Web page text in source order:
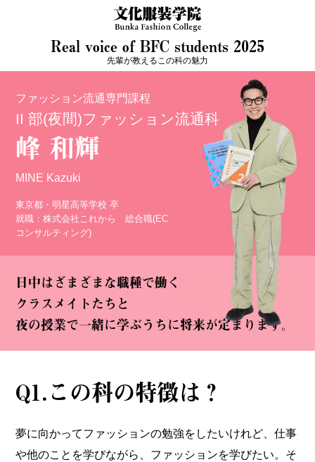
Real voice of BFC students 2025
先輩が教えるこの科の魅力
ファッション流通専⾨課程
II 部(夜間)ファッション流通科
峰 和輝
MINE Kazuki
東京都・明星⾼等学校 卒
就職：株式会社これから 総合職(EC
コンサルティング)
日中はざまざまな職種で働く
クラスメイトたちと
夜の授業で一緒に学ぶうちに将来が定まります。
Q1.この科の特徴は？
夢に向かってファッションの勉強をしたいけれど、仕事
や他のことを学びながら、ファッションを学びたい。そ